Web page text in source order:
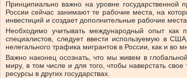
Принципиально важно на уровне государственной
России сейчас занимают те рабочие места, на
инвестиций и создает дополнительные рабочие места.
Необходимо учитывать международный опыт как
специалистов, следует ввести используемую в
нелегального трафика мигрантов в России, как и во
Важно наконец осознать, что мы живем в
миру, в том числе и для того, чтобы наверстать
ресурсы в других государствах.